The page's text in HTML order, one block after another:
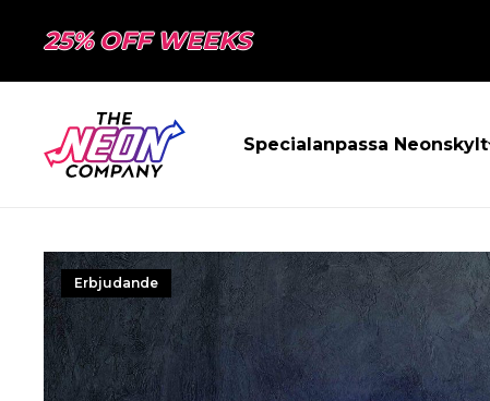
25% OFF WEEKS
Specialanpassa Neonskylt
Erbjudande